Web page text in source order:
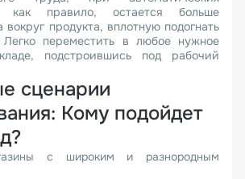
как правило, остается больше
вокруг продукта, вплотную подогнать
Легко переместить в любое нужное
подстроившись под рабочий
сценарии
Кому подойдет
с широким и разнородным